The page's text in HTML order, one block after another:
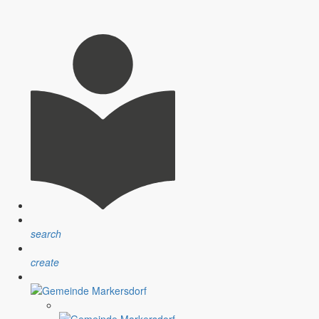
search
create
ähnliche Fragen begegnen mir in den letzten Tagen und Wochen
in dieser schnelllebigen Zeit befürworte. Wir leben aber jetzt und
weiteren Planungen sein. Das ist eine der wichtigsten und